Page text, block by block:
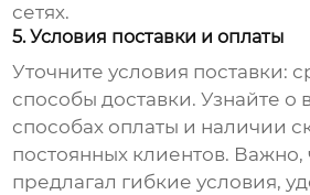
сетях.
5. Условия поставки и оплаты
Уточните условия поставки:
способы доставки. Узнайте о
способах оплаты и наличии
постоянных клиентов. Важно,
предлагал гибкие условия,